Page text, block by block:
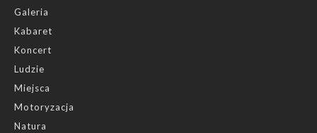
Galeria
Kabaret
Koncert
Ludzie
Miejsca
Motoryzacja
Natura